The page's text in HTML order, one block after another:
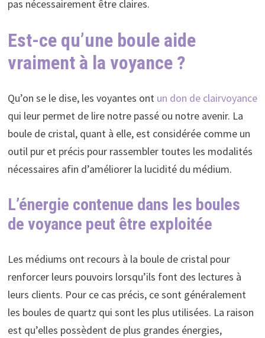
pas nécessairement être claires.
Est-ce qu’une boule aide
vraiment à la voyance ?
Qu’on se le dise, les voyantes ont un don de clairvoyance
qui leur permet de lire notre passé ou notre avenir. La
boule de cristal, quant à elle, est considérée comme un
outil pur et précis pour rassembler toutes les modalités
nécessaires afin d’améliorer la lucidité du médium.
L’énergie contenue dans les boules
de voyance peut être exploitée
Les médiums ont recours à la boule de cristal pour
renforcer leurs pouvoirs lorsqu’ils font des lectures à
leurs clients. Pour ce cas précis, ce sont généralement
les boules de quartz qui sont les plus utilisées. La raison
est qu’elles possèdent de plus grandes énergies,